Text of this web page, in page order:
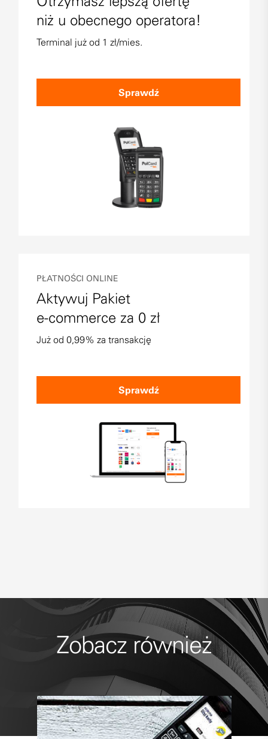
niż u obecnego operatora!
Terminal już od 1 zł/mies.
Sprawdź
PŁATNOŚCI ONLINE
Aktywuj Pakiet
e-commerce za 0 zł
Już od 0,99% za transakcję
Sprawdź
Zobacz również